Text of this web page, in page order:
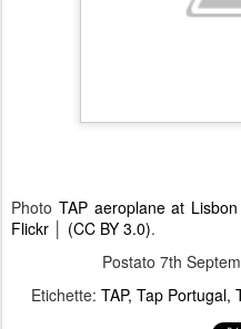
Photo TAP aeroplane at
Flickr │ (CC BY 3.0).
Postato 7th
Etichette: TAP Tap Portugal